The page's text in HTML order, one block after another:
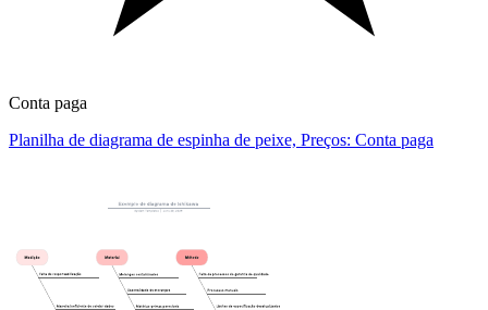
Conta paga
Planilha de diagrama de espinha de peixe, Preços: Conta paga